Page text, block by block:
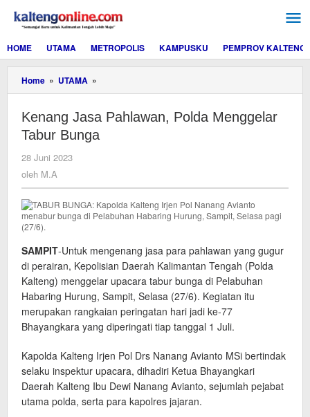
konten
HOME
UTAMA METROPOLIS KAMPUSKU PEMPROV KALTENG
Home » UTAMA »
Jasa
Polda
Tabur
Kenang Jasa Pahlawan, Polda Menggelar
Tabur Bunga
28 Juni 2023
oleh M.A
SAMPIT-Untuk mengenang jasa para pahlawan yang gugur
di perairan, Kepolisian Daerah Kalimantan Tengah (Polda
Kalteng) menggelar upacara tabur bunga di Pelabuhan
Habaring Hurung, Sampit, Selasa (27/6). Kegiatan itu
merupakan rangkaian peringatan hari jadi ke-77
Bhayangkara yang diperingati tiap tanggal 1 Juli.
Kapolda Kalteng Irjen Pol Drs Nanang Avianto MSi bertindak
selaku inspektur upacara, dihadiri Ketua Bhayangkari
Daerah Kalteng Ibu Dewi Nanang Avianto, sejumlah pejabat
utama polda, serta para kapolres jajaran.